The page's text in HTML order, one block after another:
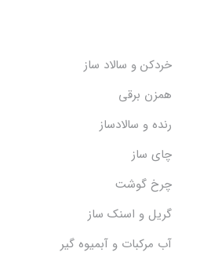
خردکن و سالاد ساز
همزن برقی
رنده و سالادساز
چای ساز
چرخ گوشت
گریل و اسنک‌ ساز
آب مرکبات و آبمیوه گیر